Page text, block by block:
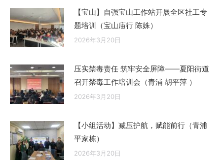
【宝山】自强宝山工作站开展全区社工专
题培训（宝山庙行 陈姝）
2026年3月20日
压实禁毒责任 筑牢安全屏障——夏阳街道
召开禁毒工作培训会（青浦 胡平萍 ）
2026年3月20日
【小组活动】减压护航，赋能前行（青浦
平家栋）
2026年3月20日